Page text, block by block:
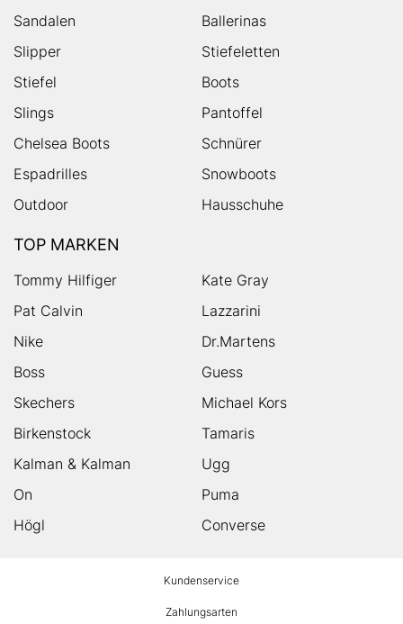
Sandalen
Ballerinas
Slipper
Stiefeletten
Stiefel
Boots
Slings
Pantoffel
Chelsea Boots
Schnürer
Espadrilles
Snowboots
Outdoor
Hausschuhe
TOP MARKEN
Tommy Hilfiger
Kate Gray
Pat Calvin
Lazzarini
Nike
Dr.Martens
Boss
Guess
Skechers
Michael Kors
Birkenstock
Tamaris
Kalman & Kalman
Ugg
On
Puma
Högl
Converse
Kundenservice
Zahlungsarten